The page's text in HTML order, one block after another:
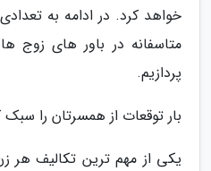
خواهد کرد. در ادامه به
متاسفانه در باور های
پردازیم.
بار توقعات از همسرتان را سبک
یکی از مهم ترین تکالیف